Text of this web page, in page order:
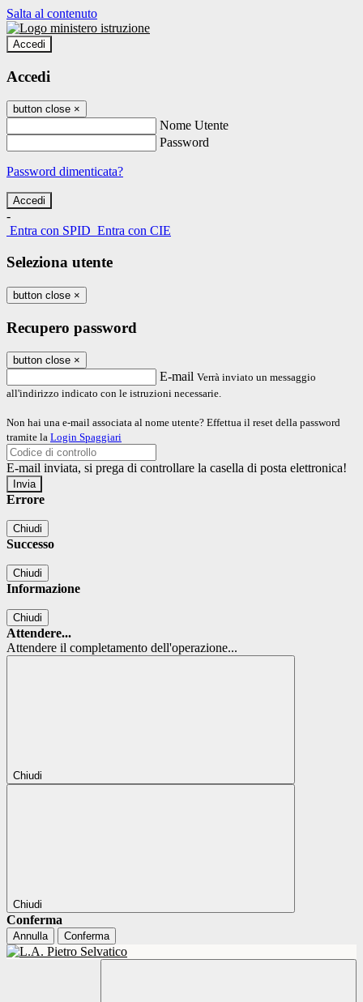
Salta al contenuto
Accedi
Accedi
button close ×
Nome Utente
Password
Password dimenticata?
-
Entra con SPID Entra con CIE
Seleziona utente
button close ×
Recupero password
button close ×
E-mail Verrà inviato un messaggio
all'indirizzo indicato con le istruzioni necessarie.
Non hai una e-mail associata al nome utente? Effettua il reset della password
tramite la Login Spaggiari
E-mail inviata, si prega di controllare la casella di posta elettronica!
Errore
Chiudi
Successo
Chiudi
Informazione
Chiudi
Attendere...
Attendere il completamento dell'operazione...
Chiudi
Chiudi
Conferma
Annulla Conferma